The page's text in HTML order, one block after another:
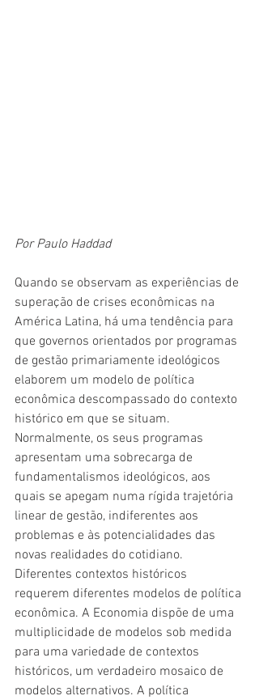
Por Paulo Haddad
Quando se observam as experiências de
superação de crises econômicas na
América Latina, há uma tendência para
que governos orientados por programas
de gestão primariamente ideológicos
elaborem um modelo de política
econômica descompassado do contexto
histórico em que se situam.
Normalmente, os seus programas
apresentam uma sobrecarga de
fundamentalismos ideológicos, aos
quais se apegam numa rígida trajetória
linear de gestão, indiferentes aos
problemas e às potencialidades das
novas realidades do cotidiano.
Diferentes contextos históricos
requerem diferentes modelos de política
econômica. A Economia dispõe de uma
multiplicidade de modelos sob medida
para uma variedade de contextos
históricos, um verdadeiro mosaico de
modelos alternativos. A política